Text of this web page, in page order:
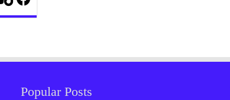
Popular Posts